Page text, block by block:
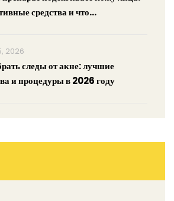
средства и что
2026
следы от акне: лучшие
и процедуры в 2026 году